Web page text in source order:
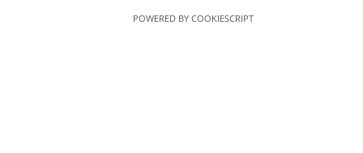
POWERED BY COOKIESCRIPT